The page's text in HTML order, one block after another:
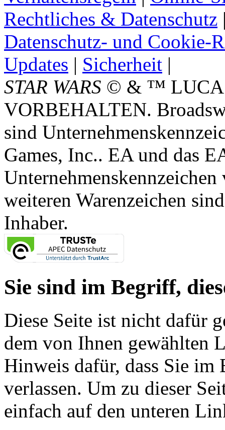
Rechtliches & Datenschutz
Datenschutz- und Cookie-
Updates | Sicherheit |
STAR WARS © & ™
VORBEHALTEN.
sind
Games, Inc.. EA und das
weiteren Warenzeichen
Inhaber.
Sie sind im Begriff,
Diese Seite ist nicht dafür
dem von Ihnen gewählten
Hinweis dafür, dass Sie im
verlassen. Um zu dieser
einfach auf den unteren